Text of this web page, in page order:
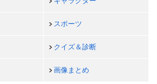
スポーツ
クイズ＆診断
画像まとめ